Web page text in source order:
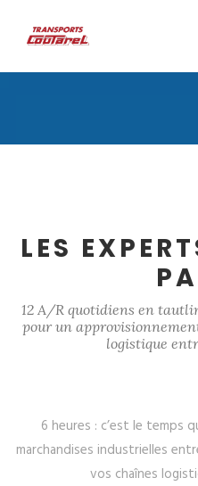
LES
12 A/R quotidiens en
pour un
logistique
6 heures : c’est le temps
marchandises industrielles
vos chaînes